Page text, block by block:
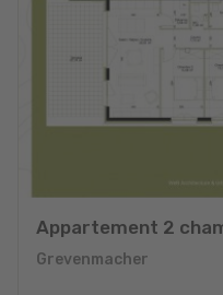
Appartement 2
Grevenmacher